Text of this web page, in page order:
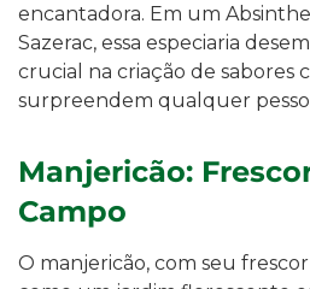
encantadora. Em um
Sazerac, essa especiaria
crucial na criação de sabores
surpreendem qualquer
Manjericão:
Campo
O manjericão, com seu